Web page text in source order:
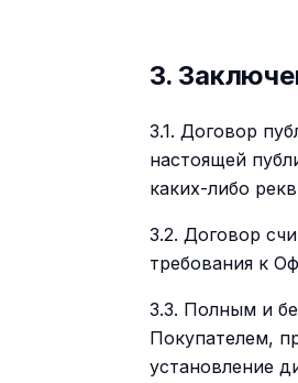
3.
3.1. Договор
настоящей
каких-либо
3.2. Договор
требования к
3.3. Полным и
Покупателем,
установление